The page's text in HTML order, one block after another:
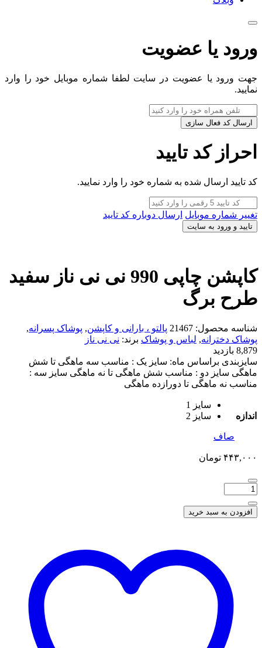
ورود یا عضویت
جهت ورود یا عضویت در سایت لطفا شماره موبایل خود را وارد
نمایید.
ارسال کد فعال سازی
احراز کد تایید
کد تایید ارسال شده به شماره خود را وارد نمایید.
تغییر شماره موبایل ارسال دوباره کد تایید
تایید و ورود به سایت
کاپشن چاپی 990 نی نی ناز سفید
طرح برگ
شناسه محصول: 21467 پالتو ، بارانی و کاپشن, پوشاک پسرانه,
پوشاک دخترانه, لباس و پوشاک برند: نی نی ناز
8,879 بازدید
سایزبندی براساس ماه: سایز یک : مناسب سه ماهگی تا شش
ماهگی سایز دو : مناسب شش ماهگی تا نه ماهگی سایز سه :
مناسب نه ماهگی تا دورازده ماهگی
اندازه
سایز 1
سایز 2
صاف
۴۴۳,۰۰۰ تومان
افزودن به سبد خرید